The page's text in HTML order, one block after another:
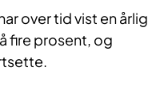
over tid vist en årlig
fire prosent, og